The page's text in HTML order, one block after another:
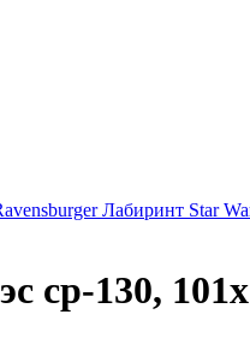
Лабиринт Star
ср-130,